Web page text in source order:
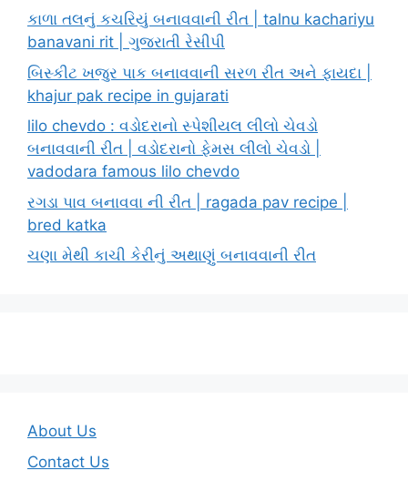
કાળા તલનું કચરિયું બનાવવાની રીત | talnu kachariyu
banavani rit | ગુજરાતી રેસીપી
બિસ્કીટ ખજુર પાક બનાવવાની સરળ રીત અને ફાયદા |
khajur pak recipe in gujarati
lilo chevdo : વડોદરાનો સ્પેશીયલ લીલો ચેવડો
બનાવવાની રીત | વડોદરાનો ફેમસ લીલો ચેવડો |
vadodara famous lilo chevdo
રગડા પાવ બનાવવા ની રીત | ragada pav recipe |
bred katka
ચણા મેથી કાચી કેરીનું અથાણું બનાવવાની રીત
About Us
Contact Us